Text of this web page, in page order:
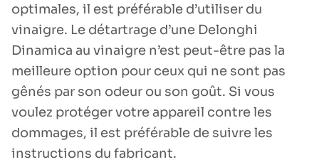
optimales, il est préférable d’utiliser du
vinaigre. Le détartrage d’une Delonghi
Dinamica au vinaigre n’est peut-être pas la
meilleure option pour ceux qui ne sont pas
gênés par son odeur ou son goût. Si vous
voulez protéger votre appareil contre les
dommages, il est préférable de suivre les
instructions du fabricant.